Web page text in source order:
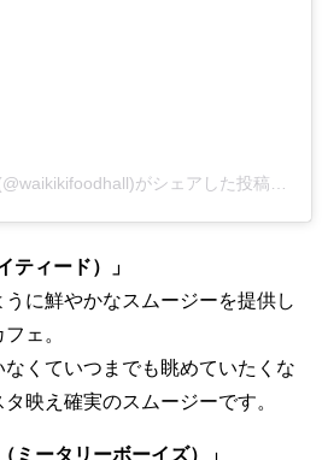
Waikiki_Food_Hall_co.(@waikikifoodhall)がシェアした投稿
ティード）」
うに鮮やかなスムージーを提供し
ェ。
くていつまでも眺めていたくな
映え確実のスムージーです。
ミータリーボーイズ）」